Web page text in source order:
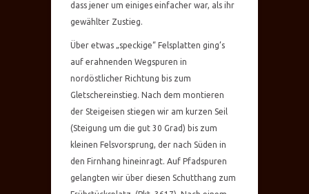
dass jener um einiges einfacher war, als ihr
gewählter Zustieg.
Über etwas „speckige“ Felsplatten ging’s
auf erahnenden Wegspuren in
nordöstlicher Richtung bis zum
Gletschereinstieg. Nach dem montieren
der Steigeisen stiegen wir am kurzen Seil
(Steigung um die gut 30 Grad) bis zum
kleinen Felsvorsprung, der nach Süden in
den Firnhang hineinragt. Auf Pfadspuren
gelangten wir über diesen Schutthang zum